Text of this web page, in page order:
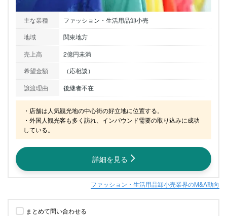
主な業種
ファッション・生活用品卸小売
地域
関東地方
売上高
2億円未満
希望金額
（応相談）
譲渡理由
後継者不在
・店舗は人気観光地の中心街の好立地に位置する。
・外国人観光客も多く訪れ、インバウンド需要の取り込みに成功
している。
詳細を見る
ファッション・生活用品卸小売業界のM&A動向
まとめて問い合わせる